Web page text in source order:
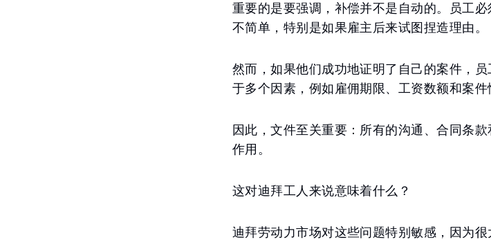
重要的是要强调，补偿并不是自动的。员工
不简单，特别是如果雇主后来试图捏造理由。
然而，如果他们成功地证明了自己的案件，
于多个因素，例如雇佣期限、工资数额和案件
因此，文件至关重要：所有的沟通、合同条
作用。
这对迪拜工人来说意味着什么？
迪拜劳动力市场对这些问题特别敏感，因为